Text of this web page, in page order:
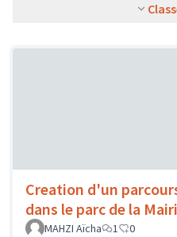
Creation d'un
dans le parc de la
MAHZI Aïcha
1 0